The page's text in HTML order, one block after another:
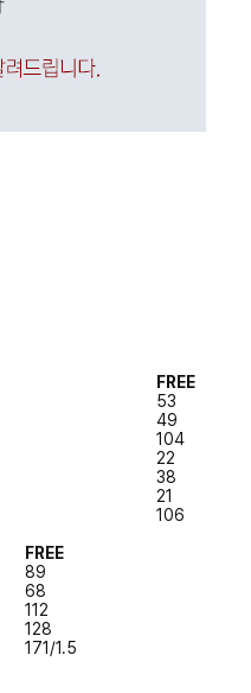
FREE
53
49
104
22
38
21
106
FREE
89
68
112
128
171/1.5